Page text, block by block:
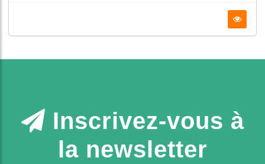
Inscrivez-vous à
la newsletter